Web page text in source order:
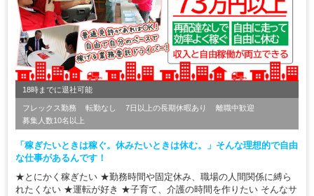
18時までに退社可能
フレックス勤務 転勤なし 7日以上の長期休暇あり
離職中歓迎
募集人数10名以上
「稼ぎたいときは稼ぐ。休みたいときは休む。」そんな理想的で自由
な仕事があるんです！
★とにかく稼ぎたい ★勤務時間や固定休み、職場の人間関係に縛ら
れたくない ★運転が好き ★子育て、介護の時間を作りたい そんなサ